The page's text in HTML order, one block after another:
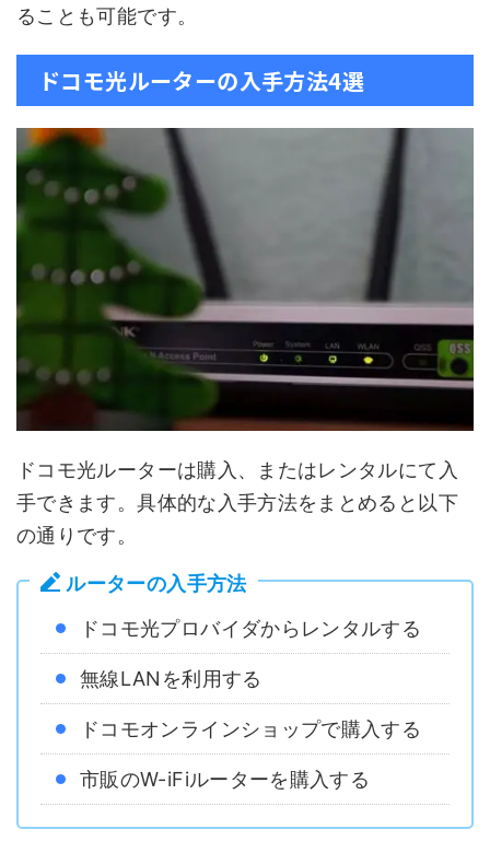
ることも可能です。
ドコモ光ルーターの入手方法4選
ドコモ光ルーターは購入、またはレンタルにて入
手できます。具体的な入手方法をまとめると以下
の通りです。
ルーターの入手方法
ドコモ光プロバイダからレンタルする
無線LANを利用する
ドコモオンラインショップで購入する
市販のW-iFiルーターを購入する